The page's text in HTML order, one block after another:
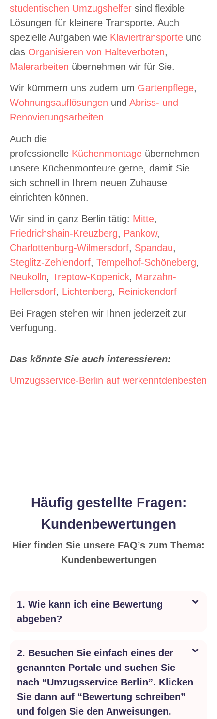
studentischen Umzugshelfer sind flexible
Lösungen für kleinere Transporte. Auch
spezielle Aufgaben wie Klaviertransporte und
das Organisieren von Halteverboten,
Malerarbeiten übernehmen wir für Sie.
Wir kümmern uns zudem um Gartenpflege,
Wohnungsauflösungen und Abriss- und
Renovierungsarbeiten.
Auch die
professionelle Küchenmontage übernehmen
unsere Küchenmonteure gerne, damit Sie
sich schnell in Ihrem neuen Zuhause
einrichten können.
Wir sind in ganz Berlin tätig: Mitte,
Friedrichshain-Kreuzberg, Pankow,
Charlottenburg-Wilmersdorf, Spandau,
Steglitz-Zehlendorf, Tempelhof-Schöneberg,
Neukölln, Treptow-Köpenick, Marzahn-
Hellersdorf, Lichtenberg, Reinickendorf
Bei Fragen stehen wir Ihnen jederzeit zur
Verfügung.
Das könnte Sie auch interessieren:
Umzugsservice-Berlin auf werkenntdenbesten
Häufig gestellte Fragen:
Kundenbewertungen
Hier finden Sie unsere FAQ’s zum Thema:
Kundenbewertungen
1. Wie kann ich eine Bewertung
abgeben?
2. Besuchen Sie einfach eines der
genannten Portale und suchen Sie
nach “Umzugsservice Berlin”. Klicken
Sie dann auf “Bewertung schreiben”
und folgen Sie den Anweisungen.